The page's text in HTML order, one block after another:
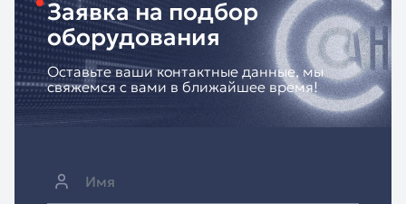
Заявка на подбор
оборудования
Оставьте ваши контактные данные, мы
свяжемся с вами в ближайшее время!